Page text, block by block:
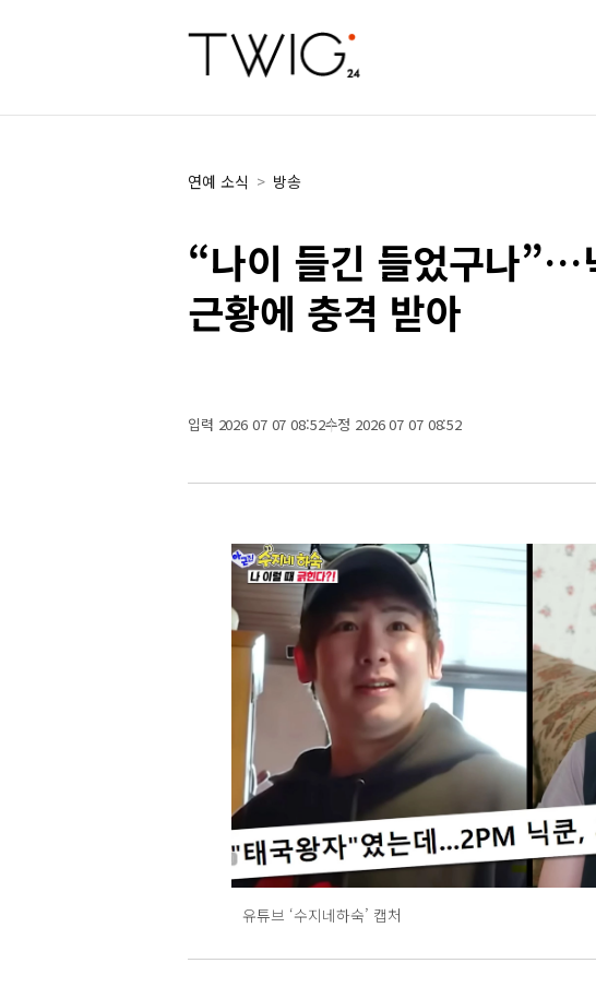
연예 소식 > 방송
“나이 들긴 들었구나”…
근황에 충격 받아
입력 2026 07 07 08:52수정 2026 07 07 08:52
유튜브 ‘수지네하숙’ 캡처